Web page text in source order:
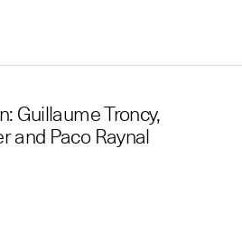
Guillaume Troncy,
and Paco Raynal